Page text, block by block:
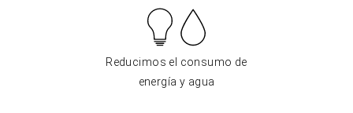
Reducimos el consumo de
energía y agua